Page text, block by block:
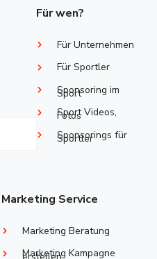
Für wen?
Für Unternehmen
Für Sportler
Sponsoring im
Sport
Sport Videos,
Fotos
Sponsorings ​für
Sportler
Marketing Service
Marketing Beratung
Marketing Kampagne